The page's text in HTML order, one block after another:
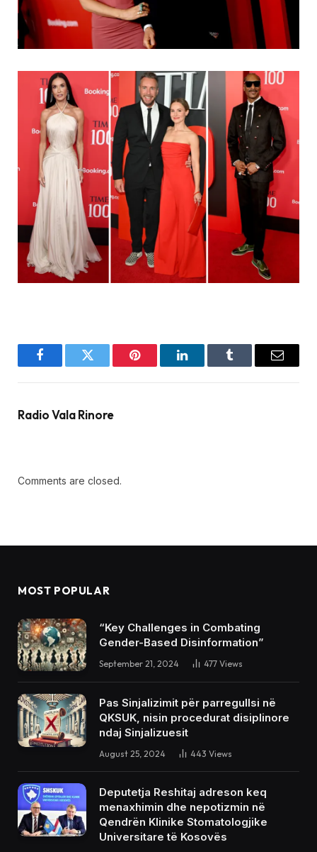
FacebookTwitter Pinterest LinkedInTumblr Email
Radio Vala Rinore
Comments are closed.
MOST POPULAR
“Key Challenges in Combating
Gender-Based Disinformation”
September 21, 2024 477 Views
Pas Sinjalizimit për parregullsi në
QKSUK, nisin procedurat disiplinore
ndaj Sinjalizuesit
August 25, 2024 443 Views
Deputetja Reshitaj adreson keq
menaxhimin dhe nepotizmin në
Qendrën Klinike Stomatologjike
Universitare të Kosovës